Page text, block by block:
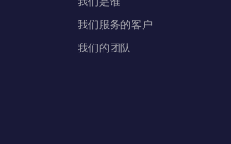
我们服务的客户
我们的团队